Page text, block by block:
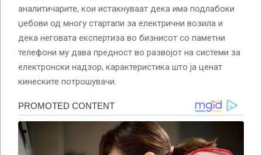
аналитичарите, кои истакнуваат дека има подлабоки
џебови од многу стартапи за електрични возила и
дека неговата експертиза во бизнисот со паметни
телефони му дава предност во развојот на системи за
електронски надзор, карактеристика што ја ценат
кинеските потрошувачи.